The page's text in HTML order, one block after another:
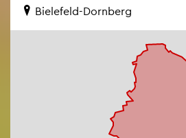
Bie­le­feld-Dorn­berg